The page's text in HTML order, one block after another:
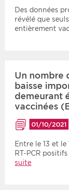
Des données
révélé que
entièrement
Un nombre
baisse
demeurant
vaccinées
01/10/2021
Entre le 13 et
RT-PCR
suite